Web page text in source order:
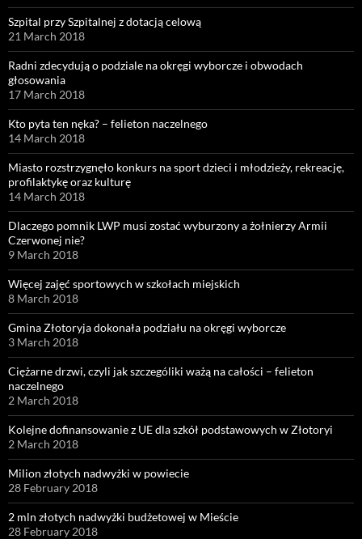
Szpital przy Szpitalnej z dotacją celową
21 March 2018
Radni zdecydują o podziale na okręgi wyborcze i obwodach
głosowania
17 March 2018
Kto pyta ten nęka? – felieton naczelnego
14 March 2018
Miasto rozstrzygnęło konkurs na sport dzieci i młodzieży, rekreację,
profilaktykę oraz kulturę
14 March 2018
Dlaczego pomnik LWP musi zostać wyburzony a żołnierzy Armii
Czerwonej nie?
9 March 2018
Więcej zajęć sportowych w szkołach miejskich
8 March 2018
Gmina Złotoryja dokonała podziału na okręgi wyborcze
3 March 2018
Ciężarne drzwi, czyli jak szczególiki ważą na całości – felieton
naczelnego
2 March 2018
Kolejne dofinansowanie z UE dla szkół podstawowych w Złotoryi
2 March 2018
Milion złotych nadwyżki w powiecie
28 February 2018
2 mln złotych nadwyżki budżetowej w Mieście
28 February 2018